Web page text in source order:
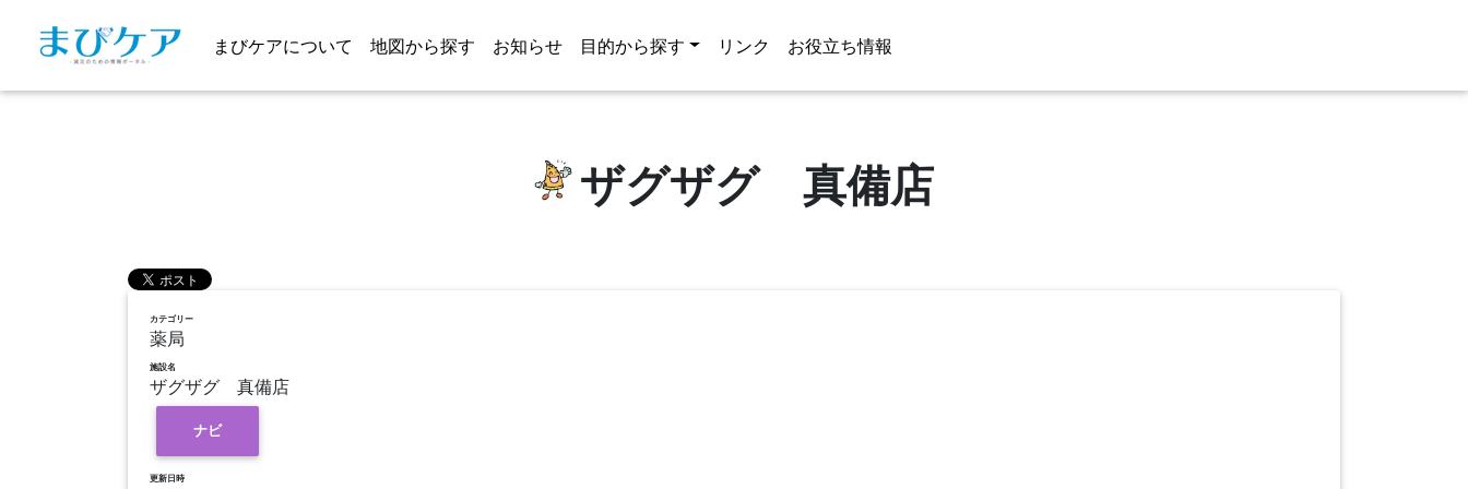
まびケアについて 地図から探す お知らせ 目的から探す リンク お役立ち情報
ザグザグ 真備店
カテゴリー
薬局
施設名
ザグザグ 真備店
ナビ
更新日時